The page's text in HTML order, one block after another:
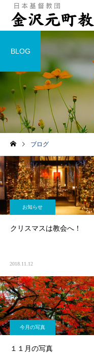
BLOG
ブログ
お知らせ
クリスマスは教会へ！
2018.11.12
今月の写真
１１月の写真